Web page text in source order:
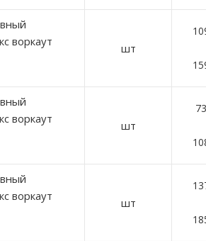
воркаут
шт
воркаут
шт
воркаут
шт